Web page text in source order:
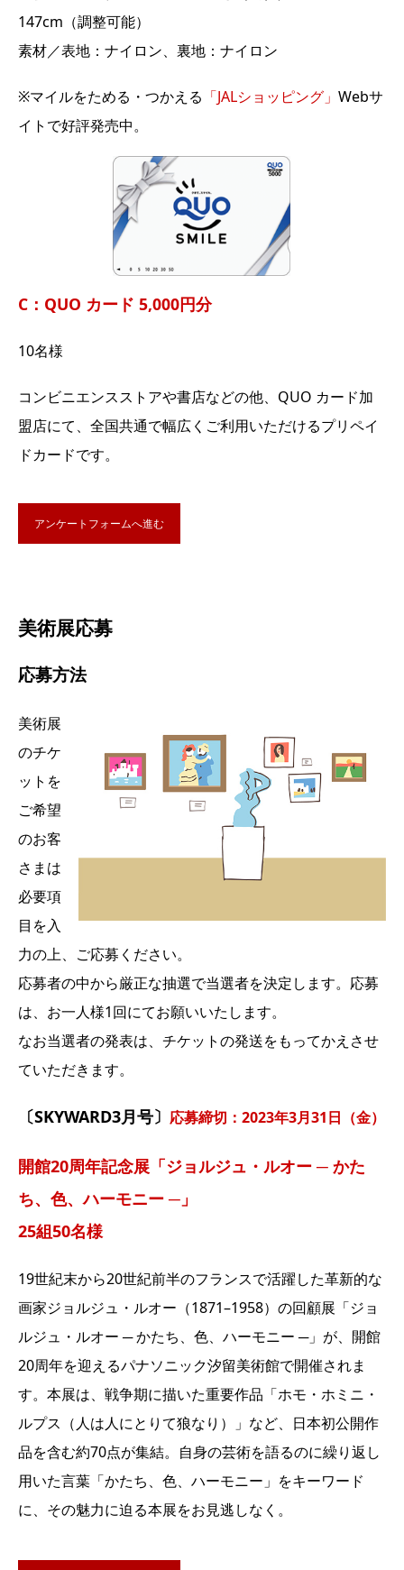
147cm（調整可能）
素材／表地：ナイロン、裏地：ナイロン
※マイルをためる・つかえる 「JALショッピング」 Webサ
イトで好評発売中。
C：QUO カード 5,000円分
10名様
コンビニエンスストアや書店などの他、QUO カード加
盟店にて、全国共通で幅広くご利用いただけるプリペイ
ドカードです。
アンケートフォームへ進む
美術展応募
応募方法
美術展
のチケ
ットを
ご希望
のお客
さまは
必要項
目を入
力の上、ご応募ください。
応募者の中から厳正な抽選で当選者を決定します。応募
は、お一人様1回にてお願いいたします。
なお当選者の発表は、チケットの発送をもってかえさせ
ていただきます。
〔SKYWARD3月号〕 応募締切：2023年3月31日（金）
開館20周年記念展「ジョルジュ・ルオー ─ かた
ち、色、ハーモニー ─」
25組50名様
19世紀末から20世紀前半のフランスで活躍した革新的な
画家ジョルジュ・ルオー（1871–1958）の回顧展「ジョ
ルジュ・ルオー ─ かたち、色、ハーモニー ─」が、開館
20周年を迎えるパナソニック汐留美術館で開催されま
す。本展は、戦争期に描いた重要作品「ホモ・ホミニ・
ルプス（人は人にとりて狼なり）」など、日本初公開作
品を含む約70点が集結。自身の芸術を語るのに繰り返し
用いた言葉「かたち、色、ハーモニー」をキーワード
に、その魅力に迫る本展をお見逃しなく。